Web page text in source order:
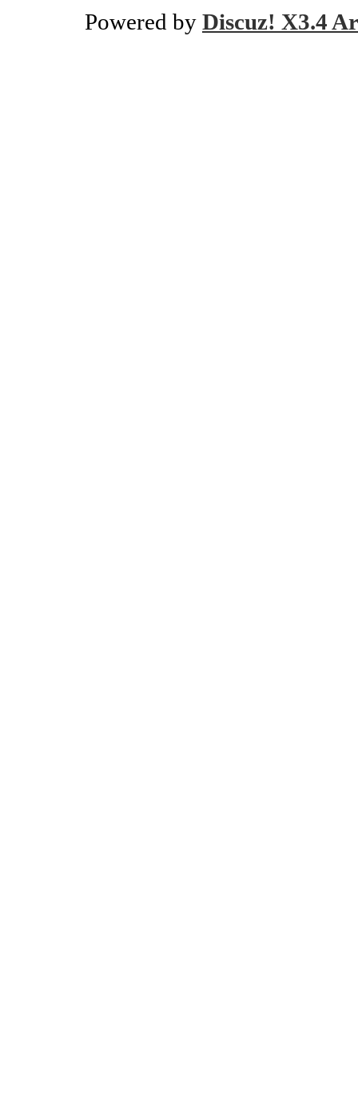
Powered by Discuz! X3.4